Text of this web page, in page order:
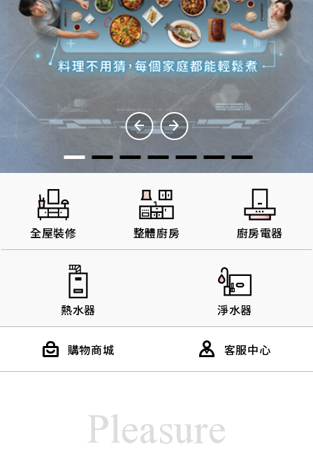
SAKURA+ 進口廚電
LifeStyle
影音專區
主題企劃
SAKURA AWARDS
全屋裝修 整體廚房 廚房電器
熱水器 淨水器
購物商城 客服中心
Pleasure